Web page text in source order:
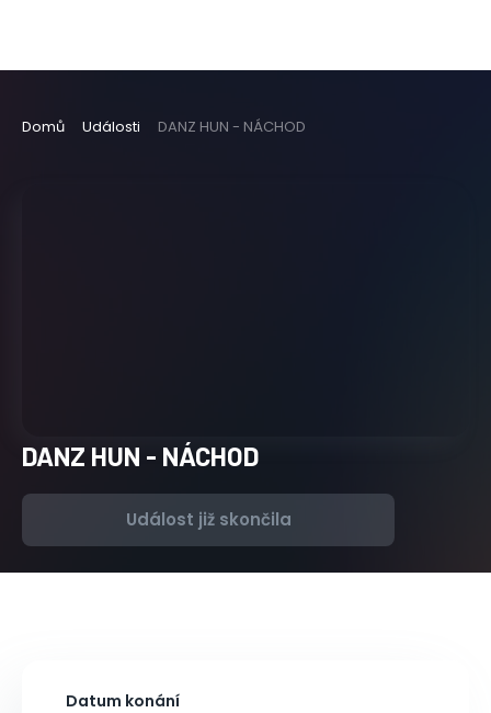
Domů Události DANZ HUN - NÁCHOD
DANZ HUN - NÁCHOD
Událost již skončila
Datum konání